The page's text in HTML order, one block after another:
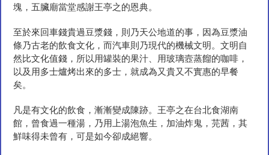
塊，五臟廟當堂感謝王亭之的恩典。
至於來回車錢貴過豆漿錢，則乃天公地道的事，因為豆漿油
條乃古老的飲食文化，而汽車則乃現代的機械文明。文明自
然比文化值錢，所以用罐裝的果汁、用玻璃壼蒸餾的咖啡，
以及用多士爐烤出來的多士，就成為又貴又不實惠的早餐
矣。
凡是有文化的飲食，漸漸變成陳跡。王亭之在台北食湖南
館，曾食過一種湯，乃用上湯泡魚生，加油炸鬼，芫茜，其
鮮味得未曾有，可是如今卻成絕響。